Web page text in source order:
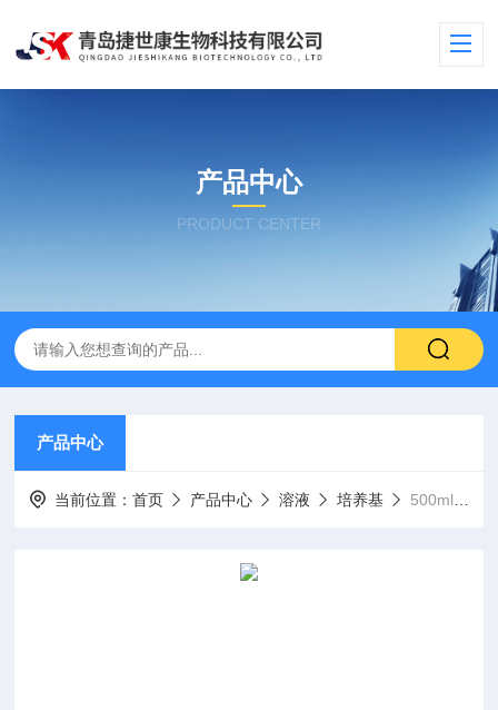
产品中心
PRODUCT CENTER
产品中心
当前位置：首页 产品中心 溶液 培养基 500mlADF培养基